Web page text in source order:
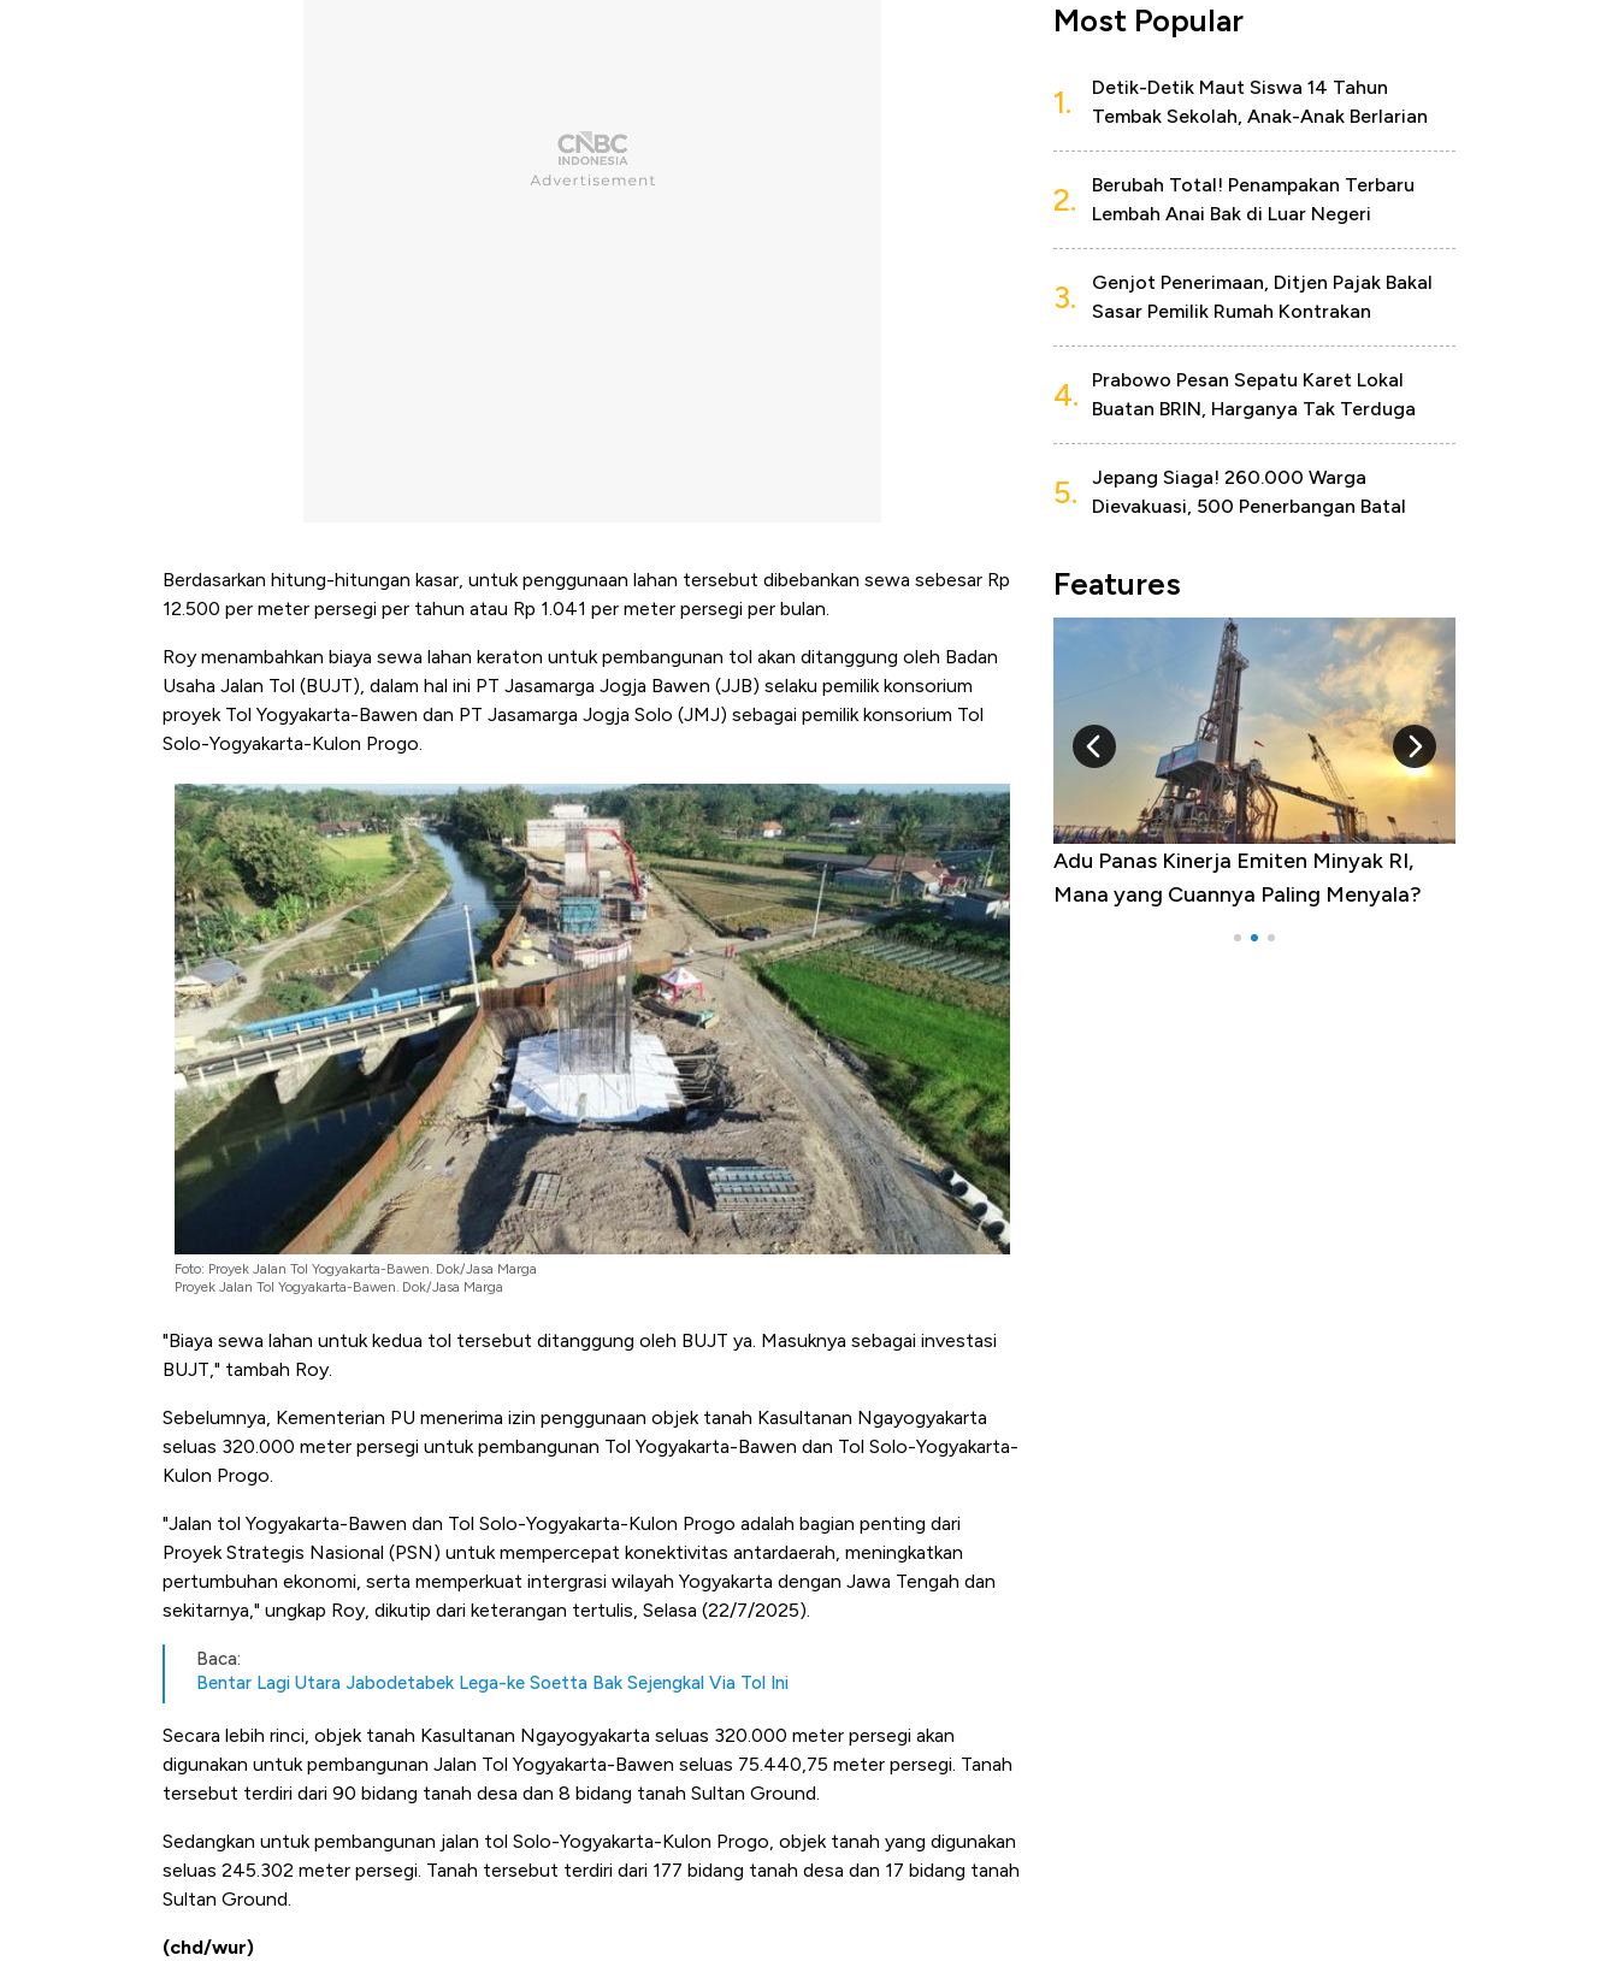
Berdasarkan hitung-hitungan kasar, untuk penggunaan lahan tersebut dibebankan sewa sebesar Rp
12.500 per meter persegi per tahun atau Rp 1.041 per meter persegi per bulan.
Roy menambahkan biaya sewa lahan keraton untuk pembangunan tol akan ditanggung oleh Badan
Usaha Jalan Tol (BUJT), dalam hal ini PT Jasamarga Jogja Bawen (JJB) selaku pemilik konsorium
proyek Tol Yogyakarta-Bawen dan PT Jasamarga Jogja Solo (JMJ) sebagai pemilik konsorium Tol
Solo-Yogyakarta-Kulon Progo.
Foto: Proyek Jalan Tol Yogyakarta-Bawen. Dok/Jasa Marga
Proyek Jalan Tol Yogyakarta-Bawen. Dok/Jasa Marga
"Biaya sewa lahan untuk kedua tol tersebut ditanggung oleh BUJT ya. Masuknya sebagai investasi
BUJT," tambah Roy.
Sebelumnya, Kementerian PU menerima izin penggunaan objek tanah Kasultanan Ngayogyakarta
seluas 320.000 meter persegi untuk pembangunan Tol Yogyakarta-Bawen dan Tol Solo-Yogyakarta-
Kulon Progo.
"Jalan tol Yogyakarta-Bawen dan Tol Solo-Yogyakarta-Kulon Progo adalah bagian penting dari
Proyek Strategis Nasional (PSN) untuk mempercepat konektivitas antardaerah, meningkatkan
pertumbuhan ekonomi, serta memperkuat intergrasi wilayah Yogyakarta dengan Jawa Tengah dan
sekitarnya," ungkap Roy, dikutip dari keterangan tertulis, Selasa (22/7/2025).
Baca:
Bentar Lagi Utara Jabodetabek Lega-ke Soetta Bak Sejengkal Via Tol Ini
Secara lebih rinci, objek tanah Kasultanan Ngayogyakarta seluas 320.000 meter persegi akan
digunakan untuk pembangunan Jalan Tol Yogyakarta-Bawen seluas 75.440,75 meter persegi. Tanah
tersebut terdiri dari 90 bidang tanah desa dan 8 bidang tanah Sultan Ground.
Sedangkan untuk pembangunan jalan tol Solo-Yogyakarta-Kulon Progo, objek tanah yang digunakan
seluas 245.302 meter persegi. Tanah tersebut terdiri dari 177 bidang tanah desa dan 17 bidang tanah
Sultan Ground.
(chd/wur)
Most Popular
1.
Detik-Detik Maut Siswa 14 Tahun
Tembak Sekolah, Anak-Anak Berlarian
2.
Berubah Total! Penampakan Terbaru
Lembah Anai Bak di Luar Negeri
3.
Genjot Penerimaan, Ditjen Pajak Bakal
Sasar Pemilik Rumah Kontrakan
4.
Prabowo Pesan Sepatu Karet Lokal
Buatan BRIN, Harganya Tak Terduga
5.
Jepang Siaga! 260.000 Warga
Dievakuasi, 500 Penerbangan Batal
Features
Kongo Tutup Keran Ekspor, Harga
Tembaga Terbang ke Zona Berbahaya
Adu Panas Kinerja Emiten Minyak RI,
Mana yang Cuannya Paling Menyala?